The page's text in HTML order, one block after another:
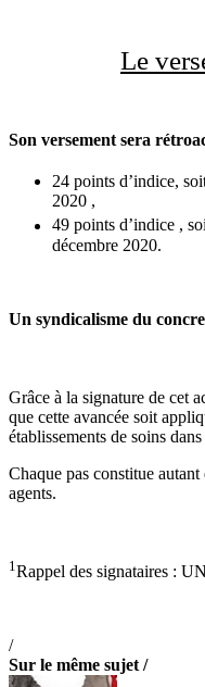
Le
Son versement sera
24 points d’indice,
2020 ,
49 points d’indice ,
décembre 2020.
Un syndicalisme du
Grâce à la signature de cet
que cette avancée soit
établissements de soins
Chaque pas constitue
agents.
1 Rappel des signataires :
/
Sur le même sujet /